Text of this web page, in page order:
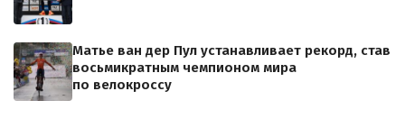
Матье ван дер Пул устанавливает рекорд, став
восьмикратным чемпионом мира
по велокроссу